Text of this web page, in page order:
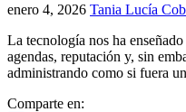
enero 4, 2026 Tania Lucía
La tecnología nos ha
agendas, reputación y, sin
administrando como si fuera un
Comparte en: